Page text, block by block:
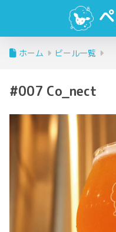
ペ
ホーム ビール一覧
#007 Co_nect